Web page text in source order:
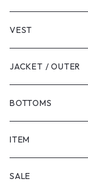
VEST
JACKET / OUTER
BOTTOMS
SHORTS
PANTS
ITEM
SALE